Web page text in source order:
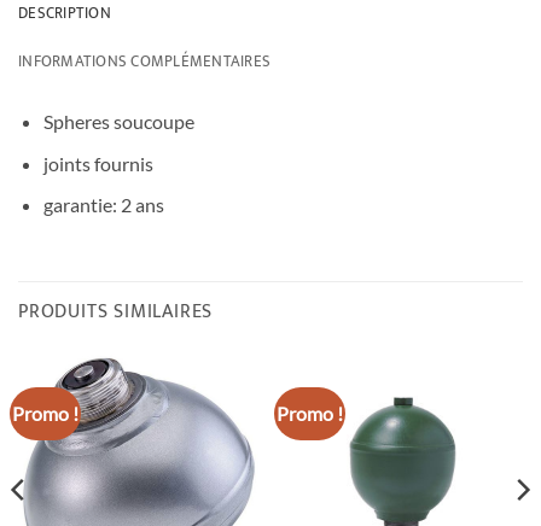
DESCRIPTION
INFORMATIONS COMPLÉMENTAIRES
Spheres soucoupe
joints fournis
garantie: 2 ans
PRODUITS SIMILAIRES
Promo ! Promo !